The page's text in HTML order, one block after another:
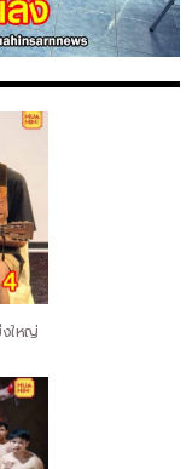
ใหญ่